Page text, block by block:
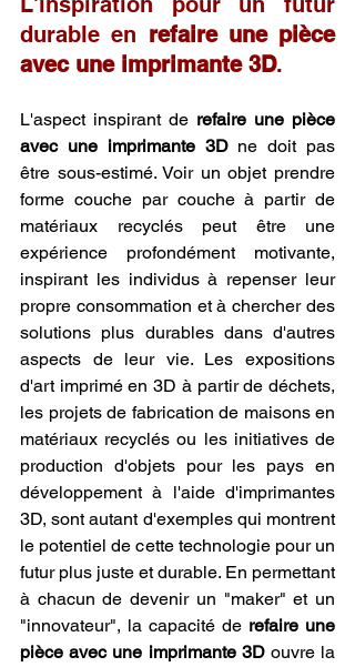
durable en refaire une pièce
avec une imprimante 3D.
L'aspect inspirant de refaire une pièce
avec une imprimante 3D ne doit pas
être sous-estimé. Voir un objet prendre
forme couche par couche à partir de
matériaux recyclés peut être une
expérience profondément motivante,
inspirant les individus à repenser leur
propre consommation et à chercher des
solutions plus durables dans d'autres
aspects de leur vie. Les expositions
d'art imprimé en 3D à partir de déchets,
les projets de fabrication de maisons en
matériaux recyclés ou les initiatives de
production d'objets pour les pays en
développement à l'aide d'imprimantes
3D, sont autant d'exemples qui montrent
le potentiel de cette technologie pour un
futur plus juste et durable. En permettant
à chacun de devenir un "maker" et un
"innovateur", la capacité de refaire une
pièce avec une imprimante 3D ouvre la